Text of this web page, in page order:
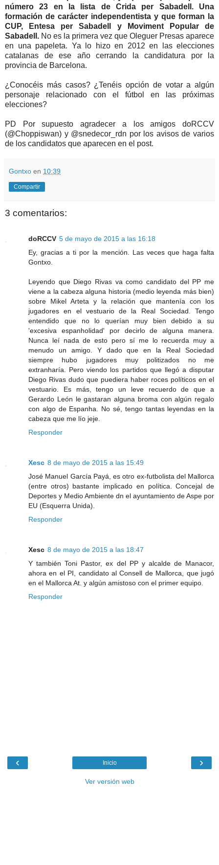
número 23 en la lista de Crida per Sabadell. Una
formación de carácter independentista y que forman la
CUP, Entesa per Sabadell y Moviment Popular de
Sabadell. No es la primera vez que Oleguer Presas aparece
en una papeleta. Ya lo hizo en 2012 en las elecciones
catalanas de ese año cerrando la candidatura por la
provincia de Barcelona.
¿Conocéis más casos? ¿Tenéis opción de votar a algún
personaje relacionado con el fútbol en las próximas
elecciones?
PD Por supuesto agradecer a los amigos doRCCV
(@Choppiswan) y @snedecor_rdn por los avisos de varios
de los candidatos que aparecen en el post.
Gontxo en 10:39
Compartir
3 comentarios:
doRCCV 5 de mayo de 2015 a las 16:18
Ey, gracias a ti por la mención. Las veces que haga falta
Gontxo.
Leyendo que Diego Rivas va como candidato del PP me
viene a la cabeza alguna historia (medio leyenda más bien)
sobre Mikel Arteta y la relación que mantenía con los
jugadores en el vestuario de la Real Sociedad. Tengo
entendido que no lo querían muy bien debido a su
'excesiva espanholidad' por decirlo de alguna manera.
Nunca leí nada de esto pero sí me lo recuerda muy a
menudo un amigo. Y dado que en la Real Sociedad
siempre hubo jugadores muy politizados no me
extranharía. Pero viendo los partidos que llegó a disputar
Diego Rivas dudo que puediera haber roces políticos en el
vestuario. Es más, tengo un leve recuerdo de que a
Gerardo León le gastaran alguna broma con algún regalo
con algo de Espanha. No sé, tengo tantas leyendas en la
cabeza que me lío jeje.
Responder
Xesc 8 de mayo de 2015 a las 15:49
José Manuel García Payá, es otro ex-futbolista del Mallorca
(entre otros) bastante implicado en política. Concejal de
Deportes y Medio Ambiente dn el ayuntamiento de Aspe por
EU (Esquerra Unida).
Responder
Xesc 8 de mayo de 2015 a las 18:47
Y también Toni Pastor, ex del PP y alcalde de Manacor,
ahora en el PI, candidato al Consell de Mallorca, que jugó
en el Mallorca At. y algún amistoso con el primer equipo.
Responder
‹ ›
Inicio
Ver versión web